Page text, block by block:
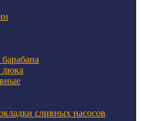
люка
сливных насосов